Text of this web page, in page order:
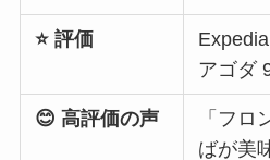
⭐ 評価
アゴダ
😊 高評価の声
「フ
ばが美